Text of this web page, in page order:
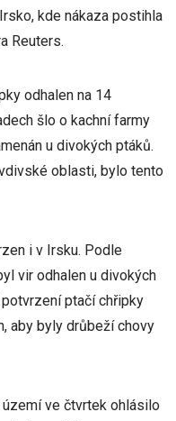
kde nákaza postihla
Reuters.
odhalen na 14
šlo o kachní farmy
u divokých ptáků.
oblasti, bylo tento
i v Irsku. Podle
vir odhalen u divokých
ptačí chřipky
aby byly drůbeží chovy
ve čtvrtek ohlásilo